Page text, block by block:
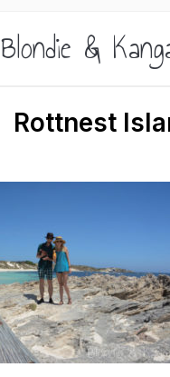
Blondie &
Rottnest